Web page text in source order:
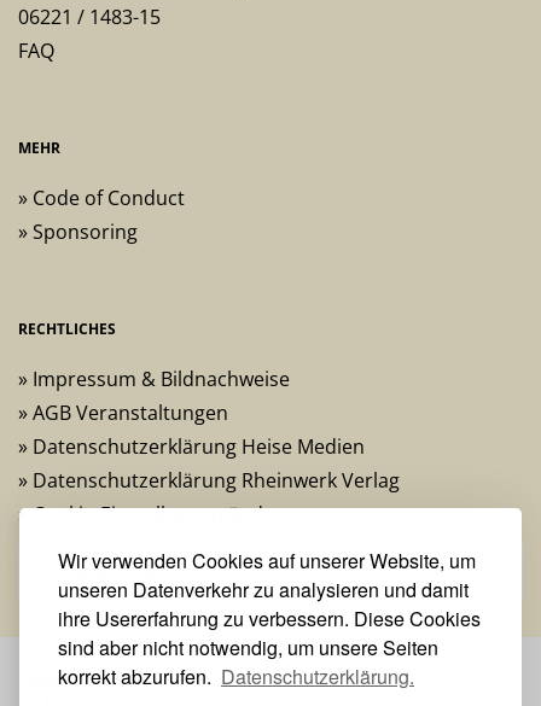
Wir verwenden Cookies auf unserer Website, um
unseren Datenverkehr zu analysieren und damit
ihre Usererfahrung zu verbessern. Diese Cookies
sind aber nicht notwendig, um unsere Seiten
korrekt abzurufen. Datenschutzerklärung.
06221 / 1483-15
FAQ
MEHR
» Code of Conduct
» Sponsoring
RECHTLICHES
» Impressum & Bildnachweise
» AGB Veranstaltungen
» Datenschutzerklärung Heise Medien
» Datenschutzerklärung Rheinwerk Verlag
» Cookie-Einstellungen ändern
» Vertrag widerrufen
VERANSTALTER: